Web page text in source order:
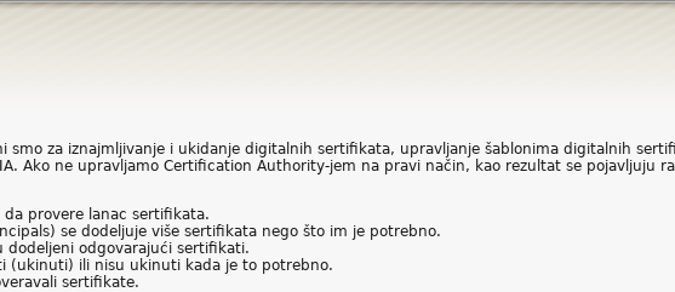
smo za iznajmljivanje i ukidanje digitalnih sertifikata, upravljanje šablonima digitalnih
Ako ne upravljamo Certification Authority-jem na pravi način, kao rezultat se pojavljuju
provere lanac sertifikata.
se dodeljuje više sertifikata nego što im je potrebno.
dodeljeni odgovarajući sertifikati.
(ukinuti) ili nisu ukinuti kada je to potrebno.
sertifikate.